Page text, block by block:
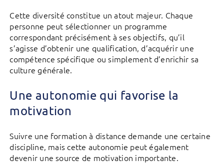
Cette diversité constitue un atout majeur. Chaque
personne peut sélectionner un programme
correspondant précisément à ses objectifs, qu’il
s’agisse d’obtenir une qualification, d’acquérir une
compétence spécifique ou simplement d’enrichir sa
culture générale.
Une autonomie qui favorise la
motivation
Suivre une formation à distance demande une certaine
discipline, mais cette autonomie peut également
devenir une source de motivation importante.